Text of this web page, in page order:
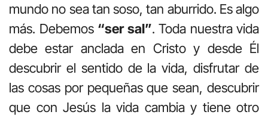
mundo no sea tan soso, tan aburrido. Es algo
más. Debemos “ser sal”. Toda nuestra vida
debe estar anclada en Cristo y desde Él
descubrir el sentido de la vida, disfrutar de
las cosas por pequeñas que sean, descubrir
que con Jesús la vida cambia y tiene otro